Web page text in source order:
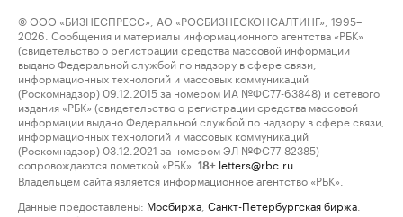
© ООО «БИЗНЕСПРЕСС», АО «РОСБИЗНЕСКОНСАЛТИНГ», 1995–
2026. Сообщения и материалы информационного агентства «РБК»
(свидетельство о регистрации средства массовой информации
выдано Федеральной службой по надзору в сфере связи,
информационных технологий и массовых коммуникаций
(Роскомнадзор) 09.12.2015 за номером ИА №ФС77-63848) и сетевого
издания «РБК» (свидетельство о регистрации средства массовой
информации выдано Федеральной службой по надзору в сфере связи,
информационных технологий и массовых коммуникаций
(Роскомнадзор) 03.12.2021 за номером ЭЛ №ФС77-82385)
сопровождаются пометкой «РБК».
18+ letters@rbc.ru
Владельцем сайта является информационное агентство «РБК».
Данные предоставлены: Мосбиржа Санкт-Петербургская биржа